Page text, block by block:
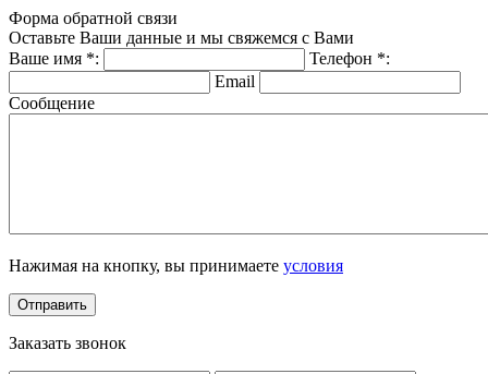
Форма обратной связи
Оставьте Ваши данные и мы свяжемся с Вами
Ваше имя *: Телефон *:
Email
Сообщение
Нажимая на кнопку, вы принимаете условия
Заказать звонок